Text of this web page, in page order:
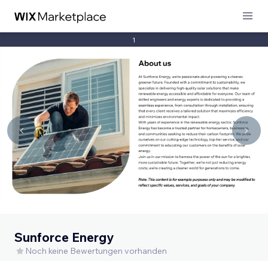
1
Sunforce Energy
Noch keine Bewertungen vorhanden